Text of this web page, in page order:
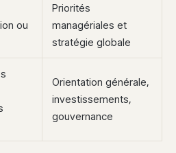
ou
Priorités
managériales et
stratégie globale
Orientation générale,
investissements,
gouvernance